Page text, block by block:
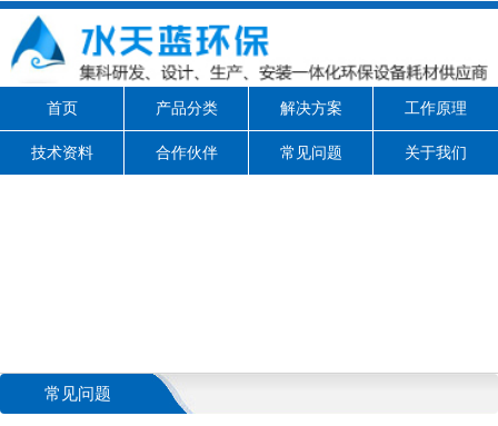
首页 产品分类 解决方案 工作原理
技术资料 合作伙伴 常见问题 关于我们
常见问题